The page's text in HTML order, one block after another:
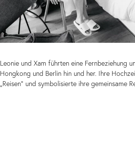
Leonie und Xam führten eine Fernbeziehung
Hongkong und Berlin hin und her. Ihre
„Reisen“ und symbolisierte ihre gemeinsame